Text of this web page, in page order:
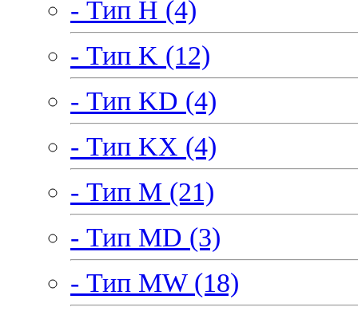
- Тип H (4)
- Тип K (12)
- Тип KD (4)
- Тип KX (4)
- Тип M (21)
- Тип MD (3)
- Тип MW (18)